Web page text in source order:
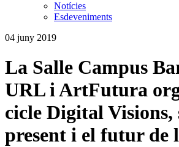
Notícies
Esdeveniments
04 juny 2019
La Salle Campus
URL i ArtFutura
cicle Digital Visions,
present i el futur